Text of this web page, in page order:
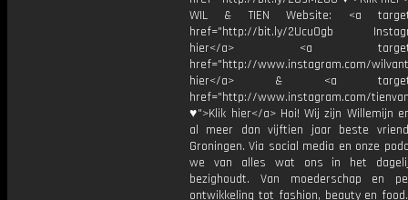
WIL & TIEN Website: <a
href="http://bit.ly/2Ucu0gb
hier</a> <a
href="http://www.instagram.com/
hier</a> & <a
href="http://www.instagram.com/
♥">Klik hier</a> Hoi! Wij zijn Willemijn
al meer dan vijftien jaar beste
Groningen. Via social media en onze
we van alles wat ons in het
bezighoudt. Van moederschap en
ontwikkeling tot fashion, beauty en